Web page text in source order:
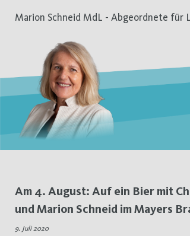
Inhalt
Marion Schneid MdL - Abgeordnete für
Schlagwort:
Einladung
Am 4. August: Auf ein Bier mit
und Marion Schneid im Mayers
9. Juli 2020